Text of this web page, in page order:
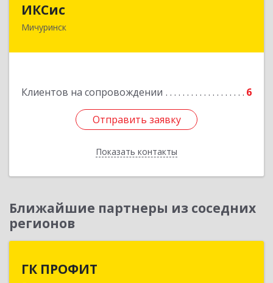
ИКСис
Мичуринск
Клиентов на сопровождении 6
Отправить заявку
Показать контакты
Отправить заявку
Назад
Ближайшие партнеры из соседних
регионов
ГК ПРОФИТ